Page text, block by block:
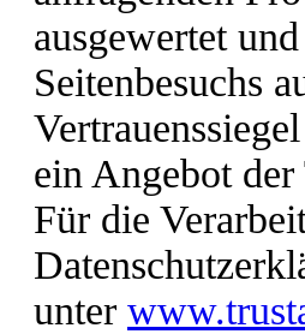
ausgewertet
Seitenbesuchs
ein Angebot
Für die
unter